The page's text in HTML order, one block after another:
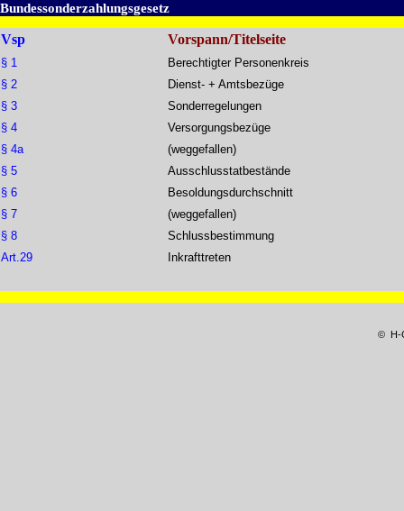
Bundessonderzahlungsgesetz
Vsp Vorspann/Titelseite
§ 1
§ 2
§ 3
§ 4
§ 4a
§ 5
§ 6
§ 7
§ 8
Art.29
Berechtigter Personenkreis
Dienst- + Amtsbezüge
Sonderregelungen
Versorgungsbezüge
(weggefallen)
Ausschlusstatbestände
Besoldungsdurchschnitt
(weggefallen)
Schlussbestimmung
Inkrafttreten
© H-